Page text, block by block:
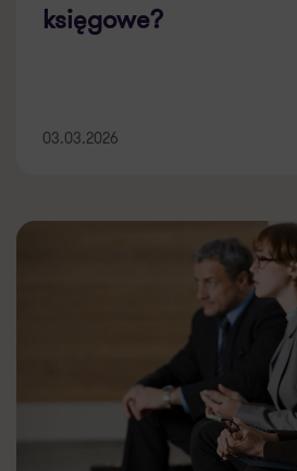
księgowe?
03.03.2026